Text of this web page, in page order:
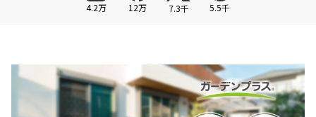
4.2万 12万 7.3千 5.5千